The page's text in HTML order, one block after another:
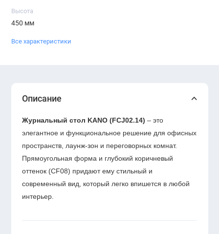
Высота
450 мм
Все характеристики
Описание
Журнальный стол KANO (FCJ02.14) – это
элегантное и функциональное решение для офисных
пространств, лаунж-зон и переговорных комнат.
Прямоугольная форма и глубокий коричневый
оттенок (CF08) придают ему стильный и
современный вид, который легко впишется в любой
интерьер.